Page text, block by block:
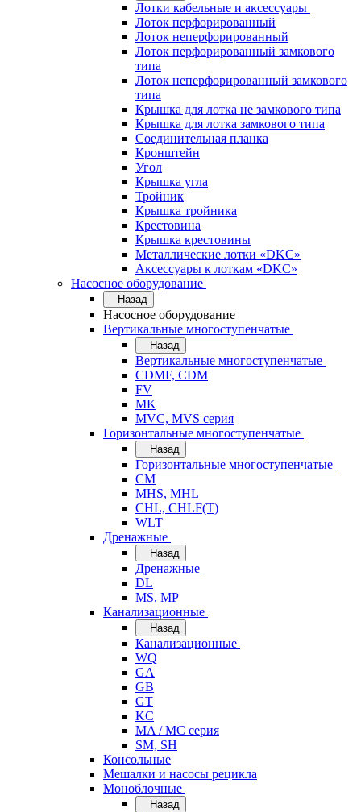
Лотки кабельные и аксессуары
Лоток перфорированный
Лоток неперфорированный
Лоток перфорированный замкового
типа
Лоток неперфорированный замкового
типа
Крышка для лотка не замкового типа
Крышка для лотка замкового типа
Соединительная планка
Кронштейн
Угол
Крышка угла
Тройник
Крышка тройника
Крестовина
Крышка крестовины
Металлические лотки «DKC»
Аксессуары к лоткам «DKC»
Насосное оборудование
Назад
Насосное оборудование
Вертикальные многоступенчатые
Назад
Вертикальные многоступенчатые
CDMF, CDM
FV
MK
MVC, MVS серия
Горизонтальные многоступенчатые
Назад
Горизонтальные многоступенчатые
CM
MHS, MHL
CHL, CHLF(T)
WLT
Дренажные
Назад
Дренажные
DL
MS, MP
Канализационные
Назад
Канализационные
WQ
GA
GB
GT
KC
MA / MC серия
SM, SH
Консольные
Мешалки и насосы рецикла
Моноблочные
Назад